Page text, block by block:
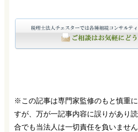
※この記事は専門家監修のもと慎重
すが、万が一記事内容に誤りがあり
合でも当法人は一切責任を負いませ